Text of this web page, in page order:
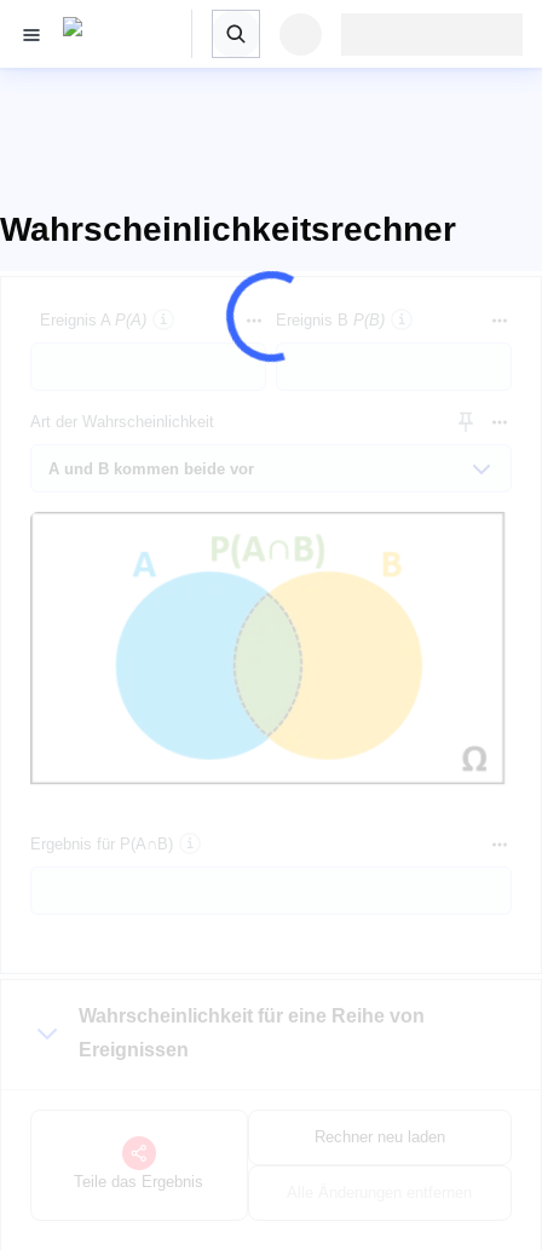
Wahrscheinlichkeitsrechner
Ereignis A P(A) Ereignis B P(B)
Art der Wahrscheinlichkeit
Ergebnis für P(A∩B)
Wahrscheinlichkeit für eine Reihe von
Ereignissen
Teile das Ergebnis
Rechner neu laden